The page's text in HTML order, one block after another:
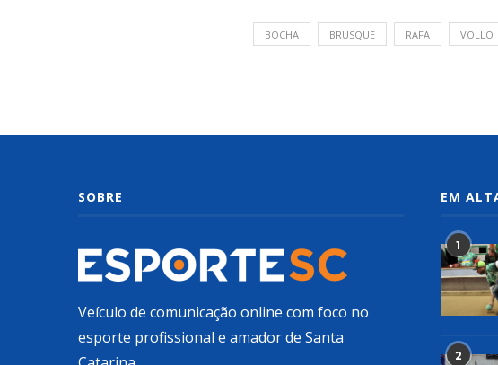
BOCHA BRUSQUE RAFA VOLLO
SOBRE
Veículo de comunicação online com foco no
esporte profissional e amador de Santa
EM
1
2